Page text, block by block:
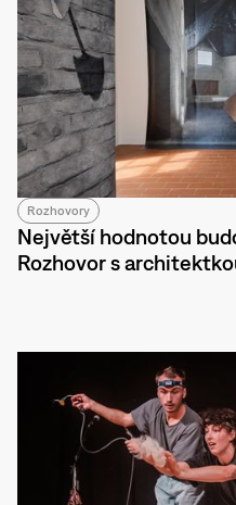
Rozhovory
Největší hodnotou
Rozhovor s